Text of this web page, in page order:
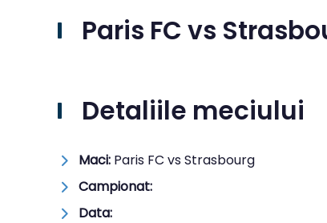
Paris FC vs
Detaliile meciului
Maci: Paris FC vs Strasbourg
Campionat:
Data: